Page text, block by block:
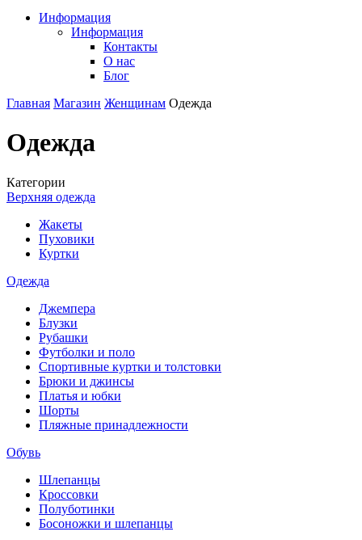
Информация
Информация
Контакты
О нас
Блог
Главная Магазин Женщинам Одежда
Одежда
Категории
Верхняя одежда
Жакеты
Пуховики
Куртки
Одежда
Джемпера
Блузки
Рубашки
Футболки и поло
Спортивные куртки и толстовки
Брюки и джинсы
Платья и юбки
Шорты
Пляжные принадлежности
Обувь
Шлепанцы
Кроссовки
Полуботинки
Босоножки и шлепанцы